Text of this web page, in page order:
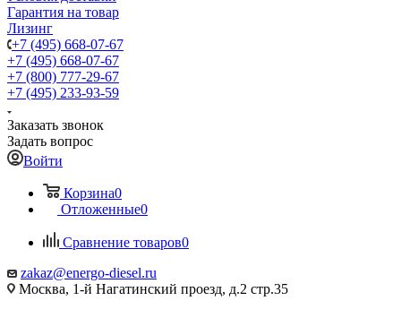
Гарантия на товар
Лизинг
+7 (495) 668-07-67
+7 (495) 668-07-67
+7 (800) 777-29-67
+7 (495) 233-93-59
Заказать звонок
Задать вопрос
Войти
Корзина0
Отложенные0
Сравнение товаров0
zakaz@energo-diesel.ru
Москва, 1-й Нагатинский проезд, д.2 стр.35